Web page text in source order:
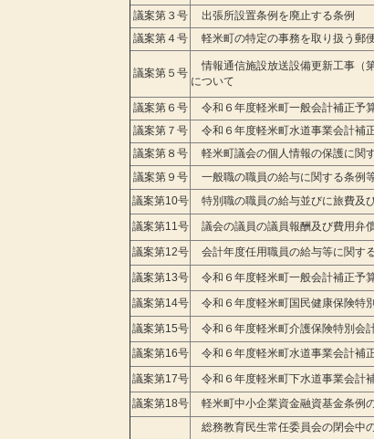
議案第３号
出張所設置条例を廃止する条例
議案第４号
軽米町の特定の事務を取り扱う郵
議案第５号
情報通信施設放送設備更新工事（
について
議案第６号
令和６年度軽米町一般会計補正予算
議案第７号
令和６年度軽米町水道事業会計補
議案第８号
軽米町議会の個人情報の保護に関
議案第９号
一般職の職員の給与に関する条例
議案第10号
特別職の職員の給与並びに旅費及
議案第11号
議会の議員の議員報酬及び費用弁
議案第12号
会計年度任用職員の給与等に関す
議案第13号
令和６年度軽米町一般会計補正予算
議案第14号
令和６年度軽米町国民健康保険特
議案第15号
令和６年度軽米町介護保険特別会
議案第16号
令和６年度軽米町水道事業会計補
議案第17号
令和６年度軽米町下水道事業会計
議案第18号
軽米町中小企業資金融資基金条例
総務教育民生常任委員会の閉会中